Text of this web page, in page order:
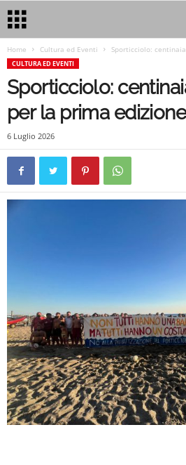
Home Cultura ed Eventi Sporticciolo:
CULTURA ED EVENTI
Sporticciolo:
per la prima edizione
6 Luglio 2026